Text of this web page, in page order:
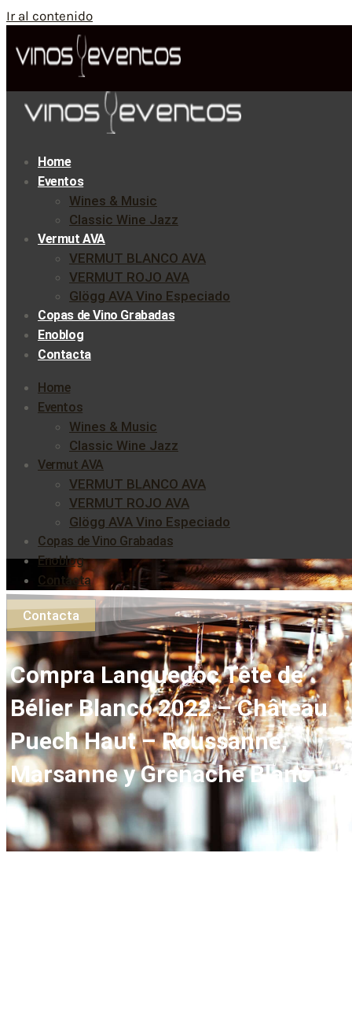
Ir al contenido
Home
Eventos
Wines & Music
Classic Wine Jazz
Vermut AVA
VERMUT BLANCO AVA
VERMUT ROJO AVA
Glögg AVA Vino Especiado
Copas de Vino Grabadas
Enoblog
Contacta
Home
Eventos
Wines & Music
Classic Wine Jazz
Vermut AVA
VERMUT BLANCO AVA
VERMUT ROJO AVA
Glögg AVA Vino Especiado
Copas de Vino Grabadas
Enoblog
Contacta
Contacta
Compra Languedoc Tête de
Bélier Blanco 2022 – Château
Puech Haut – Roussanne,
Marsanne y Grenache Blanc